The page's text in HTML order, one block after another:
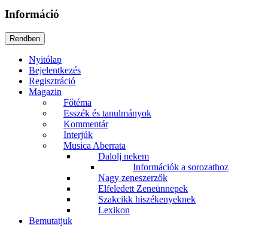
Információ
Nyitólap
Bejelentkezés
Regisztráció
Magazin
Főtéma
Esszék és tanulmányok
Kommentár
Interjúk
Musica Aberrata
Dalolj nekem
Információk a sorozathoz
Nagy zeneszerzők
Elfeledett Zeneünnepek
Szakcikk hiszékenyeknek
Lexikon
Bemutatjuk